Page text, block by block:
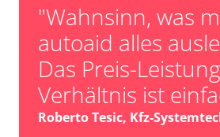
"Wahnsinn, was
autoaid alles
Das Preis-
Verhältnis ist
Roberto Tesic, Kfz-